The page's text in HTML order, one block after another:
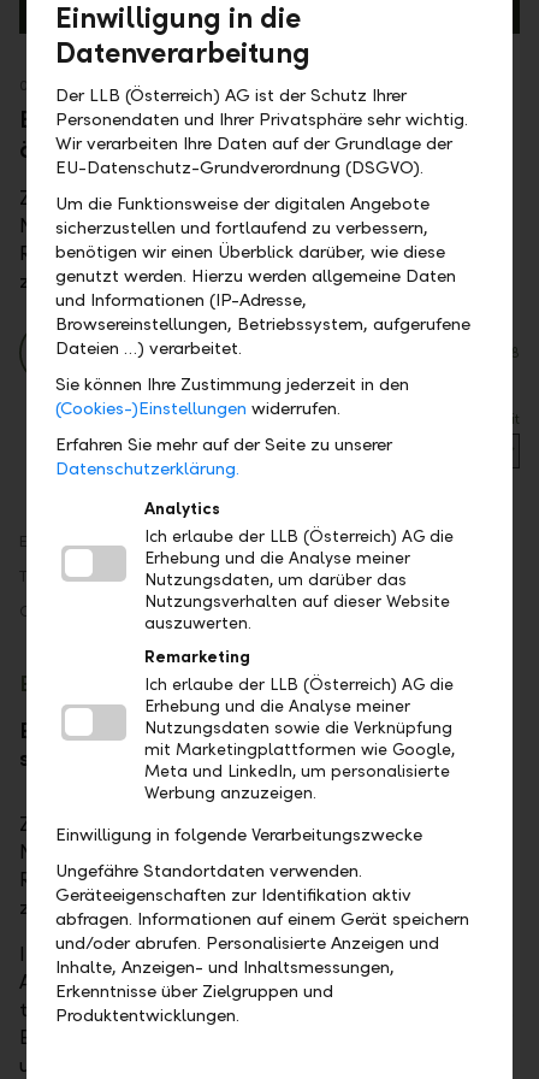
Einwilligung in die
Datenverarbeitung
Der LLB (Österreich) AG ist der Schutz Ihrer
Personendaten und Ihrer Privatsphäre sehr wichtig.
Wir verarbeiten Ihre Daten auf der Grundlage der
EU-Datenschutz-Grundverordnung (DSGVO).
Um die Funktionsweise der digitalen Angebote
sicherzustellen und fortlaufend zu verbessern,
benötigen wir einen Überblick darüber, wie diese
genutzt werden. Hierzu werden allgemeine Daten
und Informationen (IP-Adresse,
Browsereinstellungen, Betriebssystem, aufgerufene
Dateien …) verarbeitet.
Sie können Ihre Zustimmung jederzeit in den
(Cookies-)Einstellungen widerrufen.
Erfahren Sie mehr auf der Seite zu unserer
Datenschutzerklärung.
Analytics
Ich erlaube der LLB (Österreich) AG die
Erhebung und die Analyse meiner
Nutzungsdaten, um darüber das
Nutzungsverhalten auf dieser Website
auszuwerten.
Remarketing
Ich erlaube der LLB (Österreich) AG die
Erhebung und die Analyse meiner
Nutzungsdaten sowie die Verknüpfung
mit Marketingplattformen wie Google,
Meta und LinkedIn, um personalisierte
Werbung anzuzeigen.
Einwilligung in folgende Verarbeitungszwecke
Ungefähre Standortdaten verwenden.
Geräteeigenschaften zur Identifikation aktiv
abfragen. Informationen auf einem Gerät speichern
und/oder abrufen. Personalisierte Anzeigen und
Inhalte, Anzeigen- und Inhaltsmessungen,
Erkenntnisse über Zielgruppen und
Produktentwicklungen.